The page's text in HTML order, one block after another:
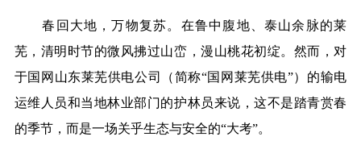
春回大地，万物复苏。在鲁中腹地、泰山余脉的莱
芜，清明时节的微风拂过山峦，漫山桃花初绽。然而，对
于国网山东莱芜供电公司（简称“国网莱芜供电”）的输电
运维人员和当地林业部门的护林员来说，这不是踏青赏春
的季节，而是一场关乎生态与安全的“大考”。